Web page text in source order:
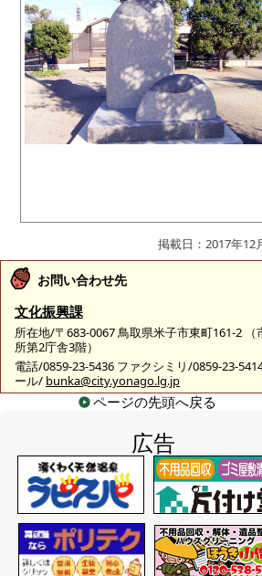
掲載日：2017年12
お問い合わせ先
文化振興課
所在地/〒683-0067 鳥取県米子市東町161-2 （
所第2庁舎3階）
電話/0859-23-5436 ファクシミリ/0859-23-
ール/ bunka@city.yonago.lg.jp
ページの先頭へ戻る
広告